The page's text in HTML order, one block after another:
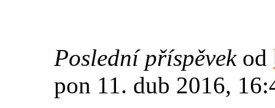
Poslední příspěvek od
pon 11. dub 2016,